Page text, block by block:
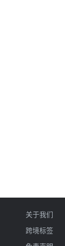
关于我们
跨境标签